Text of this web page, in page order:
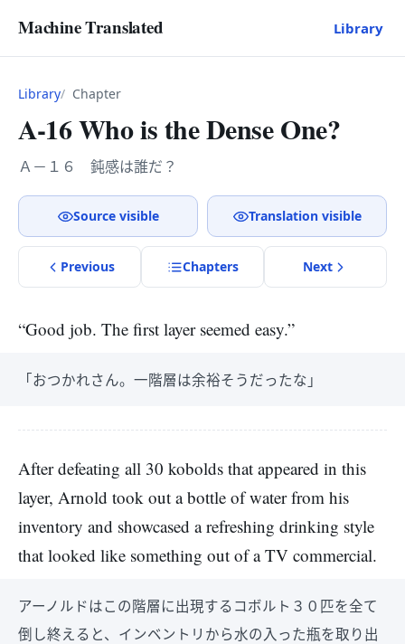
Machine Translated Library
Library Chapter
A-16 Who is the Dense One?
Ａ－１６ 鈍感は誰だ？
Source visible Translation visible
Previous Chapters Next
“Good job. The first layer seemed easy.”
「おつかれさん。一階層は余裕そうだったな」
After defeating all 30 kobolds that appeared in this
layer, Arnold took out a bottle of water from his
inventory and showcased a refreshing drinking style
that looked like something out of a TV commercial.
アーノルドはこの階層に出現するコボルト３０匹を全て
倒し終えると、インベントリから水の入った瓶を取り出